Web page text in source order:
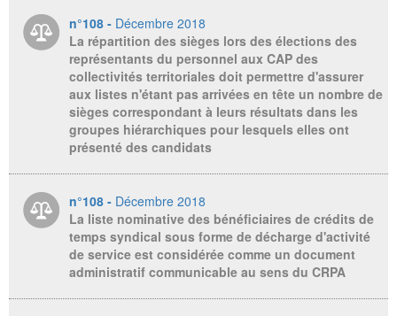
n°108 - Décembre 2018
La répartition des sièges lors des élections des
représentants du personnel aux CAP des
collectivités territoriales doit permettre d'assurer
aux listes n'étant pas arrivées en tête un nombre de
sièges correspondant à leurs résultats dans les
groupes hiérarchiques pour lesquels elles ont
présenté des candidats
n°108 - Décembre 2018
La liste nominative des bénéficiaires de crédits de
temps syndical sous forme de décharge d'activité
de service est considérée comme un document
administratif communicable au sens du CRPA